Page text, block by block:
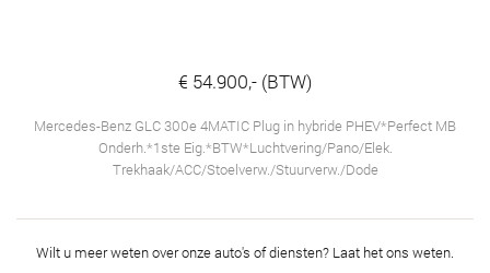
€ 54.900,- (BTW)
Mercedes-Benz GLC 300e 4MATIC Plug in hybride PHEV*Perfect MB
Onderh.*1ste Eig.*BTW*Luchtvering/Pano/Elek.
Trekhaak/ACC/Stoelverw./Stuurverw./Dode
Wilt u meer weten over onze auto's of diensten? Laat het ons weten.